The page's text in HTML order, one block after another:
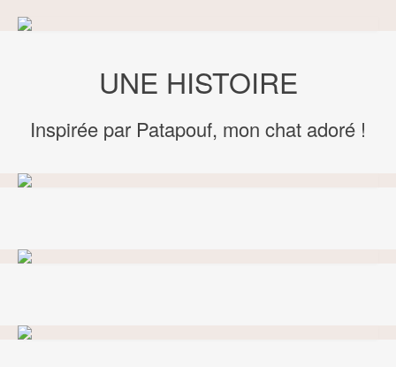
UNE HISTOIRE
Inspirée par Patapouf, mon chat adoré !